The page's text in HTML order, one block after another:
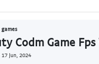
games
Codm Game
Jun, 2024